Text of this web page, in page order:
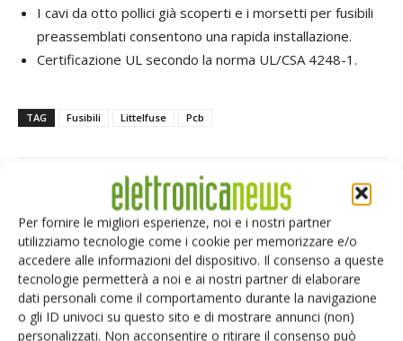
Per fornire le migliori esperienze, noi e i nostri partner
utilizziamo tecnologie come i cookie per memorizzare e/o
accedere alle informazioni del dispositivo. Il consenso a queste
tecnologie permetterà a noi e ai nostri partner di elaborare
dati personali come il comportamento durante la navigazione
o gli ID univoci su questo sito e di mostrare annunci (non)
personalizzati. Non acconsentire o ritirare il consenso può
I cavi da otto pollici già scoperti e i morsetti per fusibili
preassemblati consentono una rapida installazione.
Certificazione UL secondo la norma UL/CSA 4248-1.
TAG Fusibili Littelfuse Pcb
Facebook Twitter
ARTICOLI CORRELATI ALTRO DALL'AUTORE